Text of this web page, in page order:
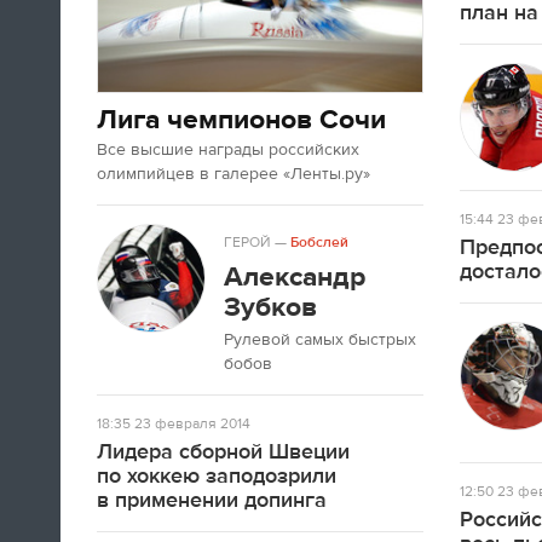
А если вы устали от соревнований за
последние недели, то воттекстпро
неспортивные итоги Олимпиады в
09:33
Третьяк сказал, что Олега Знарока в
сборной России не будет.
09:13
Лига чемпионов Сочи
Все высшие награды российских
олимпийцев в галерее «Ленты.ру»
ГЕРОЙ —Бобслей
Александр
Зубков
Рулевой самых быстрых
бобов
18:3523 февраля 2014
Лидера сборной Швеции
по хоккею заподозрили
в применении допинга
план
15:4423
12:5023